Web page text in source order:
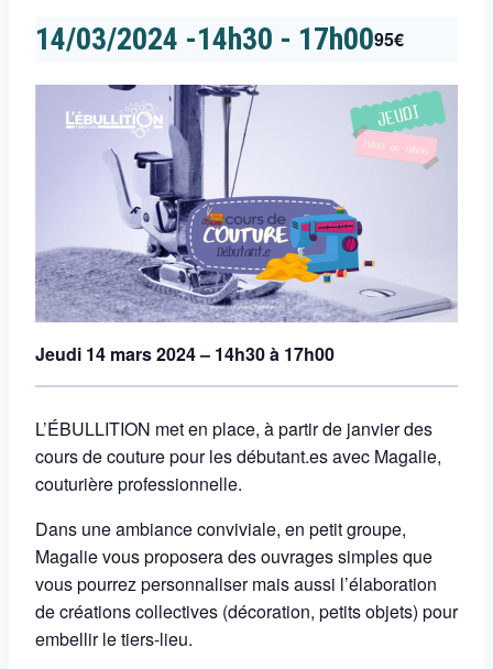
14/03/2024 -14h30 - 17h0095€
Jeudi 14 mars 2024 – 14h30 à 17h00
L’ÉBULLITION met en place, à partir de janvier des
cours de couture pour les débutant.es avec Magalie,
couturière professionnelle.
Dans une ambiance conviviale, en petit groupe,
Magalie vous proposera des ouvrages simples que
vous pourrez personnaliser mais aussi l’élaboration
de créations collectives (décoration, petits objets) pour
embellir le tiers-lieu.